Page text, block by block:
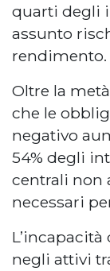
quarti degli
assunto
rendimento.
Oltre la
che le
negativo
54% degli
centrali non
necessari
negli attivi